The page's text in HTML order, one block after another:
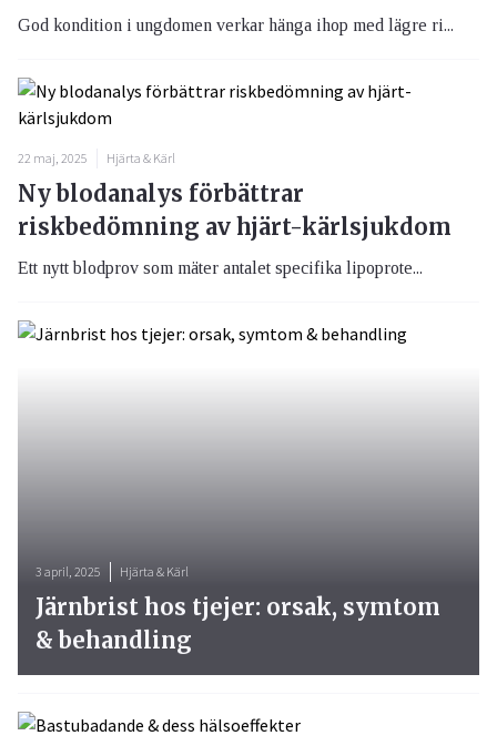
God kondition i ungdomen verkar hänga ihop med lägre ri...
22 maj, 2025 Hjärta & Kärl
Ny blodanalys förbättrar
riskbedömning av hjärt-kärlsjukdom
Ett nytt blodprov som mäter antalet specifika lipoprote...
3 april, 2025 Hjärta & Kärl
Järnbrist hos tjejer: orsak, symtom
& behandling